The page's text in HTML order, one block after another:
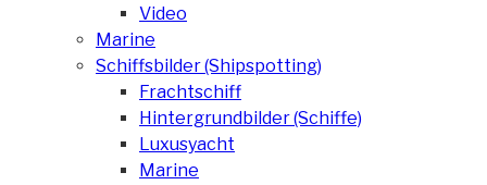
Video
Marine
Schiffsbilder (Shipspotting)
Frachtschiff
Hintergrundbilder (Schiffe)
Luxusyacht
Marine